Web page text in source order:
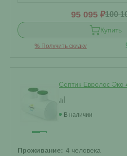
95 095 ₽100
Купить
% Получить скидку
Септик Евролос Эко
В наличии
Проживание: 4 человека